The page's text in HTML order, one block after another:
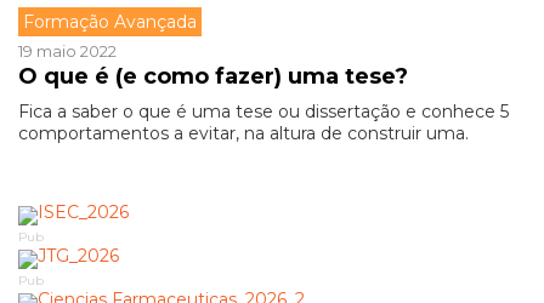
Formação Avançada
19 maio 2022
O que é (e como fazer) uma tese?
Fica a saber o que é uma tese ou dissertação e conhece 5
comportamentos a evitar, na altura de construir uma.
Pub
Pub